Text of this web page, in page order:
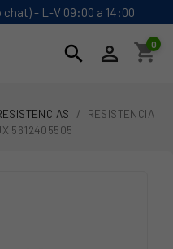
chat) - L-V 09:00 a 14:00
search  shopping_cart
0
RESISTENCIA
5612405505